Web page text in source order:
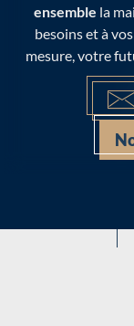
ensemble la
besoins et à
mesure, votre